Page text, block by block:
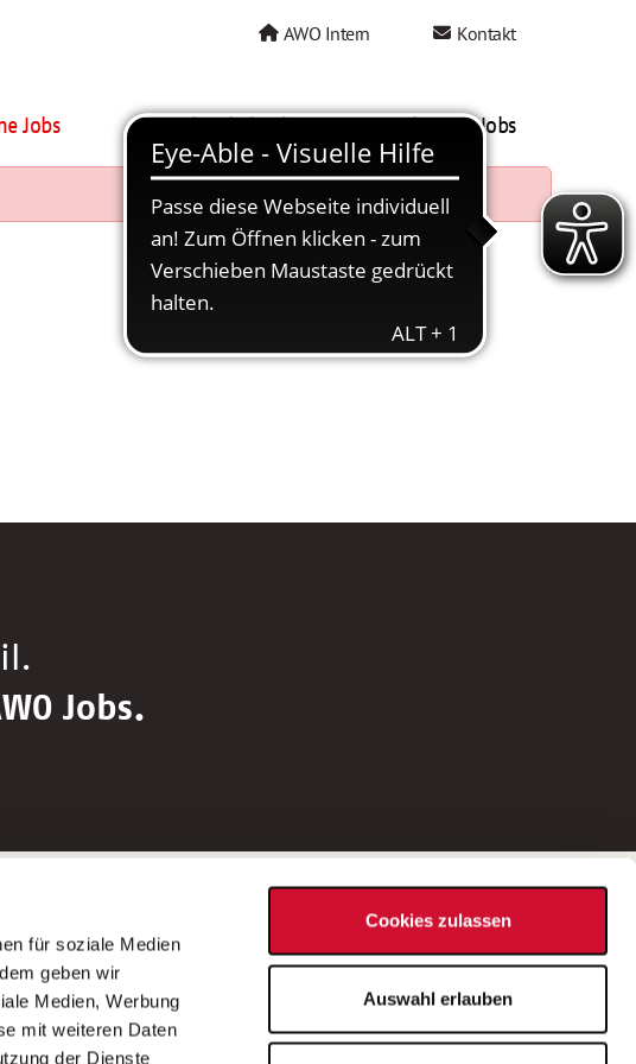
für soziale Medien
geben wir
Medien, Werbung
mit weiteren Daten
der Dienste
Cookies zulassen
Auswahl erlauben
AWO Intern Kontakt
Jobs AWO als Arbeitgeber Mein AWO Jobs
Jobs.
Bundesland
Bundesländern
Bei Fragen zu einer Stellenausschreibung
wenden Sie sich bitte an die*den in der
Stellenausschreibung genannte*n